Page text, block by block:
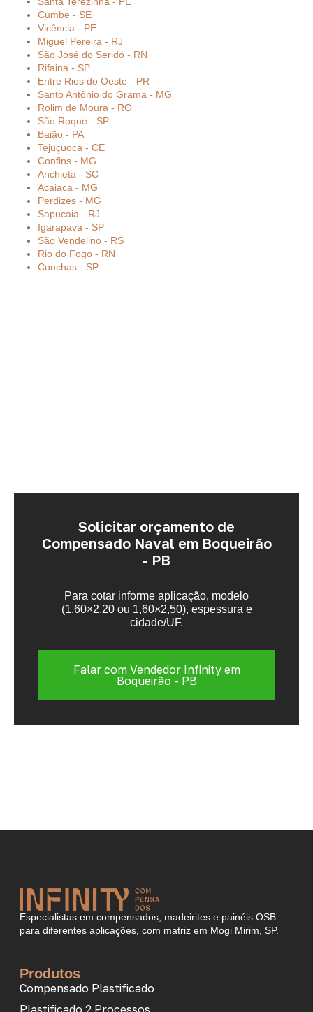
Cumbe - SE
Vicência - PE
Miguel Pereira - RJ
São José do Seridó - RN
Rifaina - SP
Entre Rios do Oeste - PR
Santo Antônio do Grama - MG
Rolim de Moura - RO
São Roque - SP
Baião - PA
Tejuçuoca - CE
Confins - MG
Anchieta - SC
Acaiaca - MG
Perdizes - MG
Sapucaia - RJ
Igarapava - SP
São Vendelino - RS
Rio do Fogo - RN
Conchas - SP
Solicitar orçamento de
Compensado Naval em Boqueirão
- PB
Para cotar informe aplicação, modelo
(1,60×2,20 ou 1,60×2,50), espessura e
cidade/UF.
Falar com Vendedor Infinity em
Boqueirão - PB
Especialistas em compensados, madeirites e painéis OSB
para diferentes aplicações, com matriz em Mogi Mirim, SP.
Produtos
Compensado Plastificado